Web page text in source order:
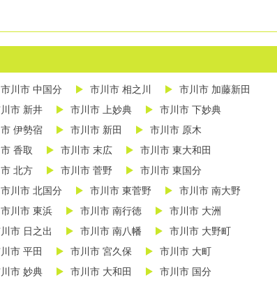
市川市 中国分 市川市 相之川
市川市 加藤新田
市 新井 市川市 上妙典
市川市 下妙典
伊勢宿 市川市 新田
市川市 原木
香取 市川市 末広
市川市 東大和田
北方 市川市 菅野
市川市 東国分
市川市 北国分 市川市 東菅野
市川市 南大野
市川市 東浜 市川市 南行徳
市川市 大洲
市 日之出 市川市 南八幡
市川市 大野町
市 平田 市川市 宮久保
市川市 大町
市 妙典 市川市 大和田
市川市 国分